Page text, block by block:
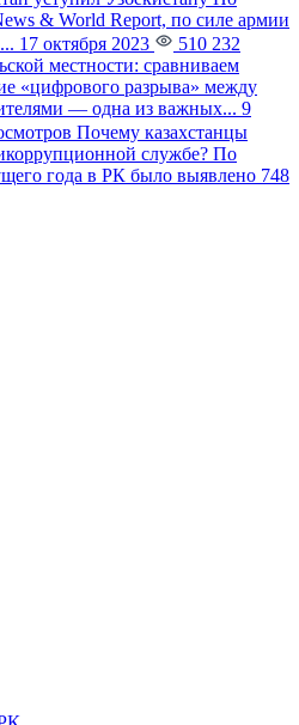
& World Report, по силе армии
17 октября 2023
510 232
местности: сравниваем
«цифрового разрыва» между
— одна из важных... 9
Почему казахстанцы
службе? По
года в РК было выявлено 748